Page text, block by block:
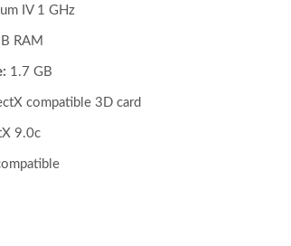
IV 1 GHz
RAM
1.7 GB
compatible 3D card
9.0c